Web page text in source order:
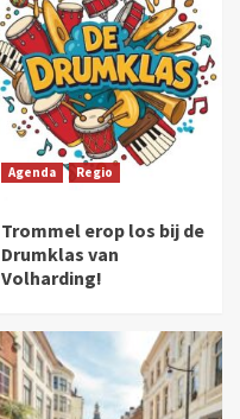
Agenda Regio
Trommel erop los bij de
Drumklas van
Volharding!